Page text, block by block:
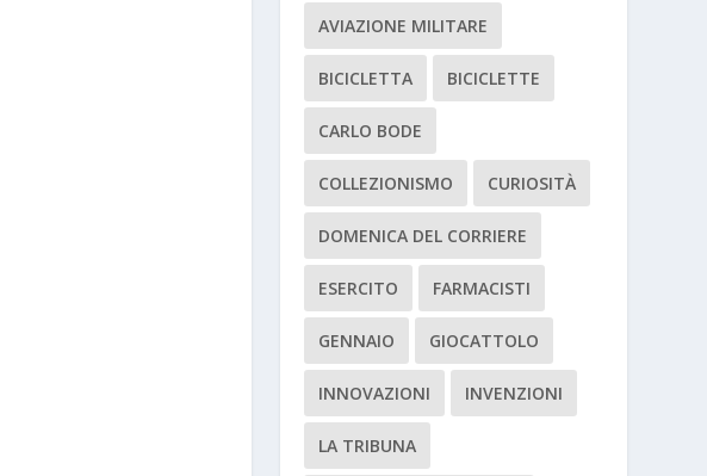
AVIAZIONE MILITARE
BICICLETTA BICICLETTE
CARLO BODE
COLLEZIONISMO CURIOSITÀ
DOMENICA DEL CORRIERE
ESERCITO FARMACISTI
GENNAIO GIOCATTOLO
INNOVAZIONI INVENZIONI
LA TRIBUNA